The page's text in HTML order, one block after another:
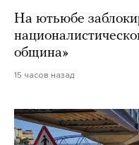
На ютьюбе
община»
15 часов назад